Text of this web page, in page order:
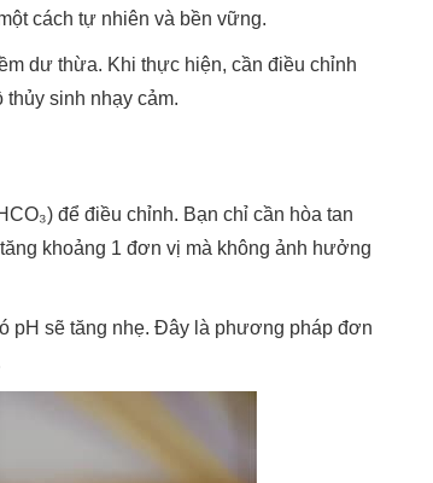
cách tự nhiên và bền vững.
dư thừa. Khi thực hiện, cần điều chỉnh
sinh nhạy cảm.
để điều chỉnh. Bạn chỉ cần hòa tan
khoảng 1 đơn vị mà không ảnh hưởng
pH sẽ tăng nhẹ. Đây là phương pháp đơn